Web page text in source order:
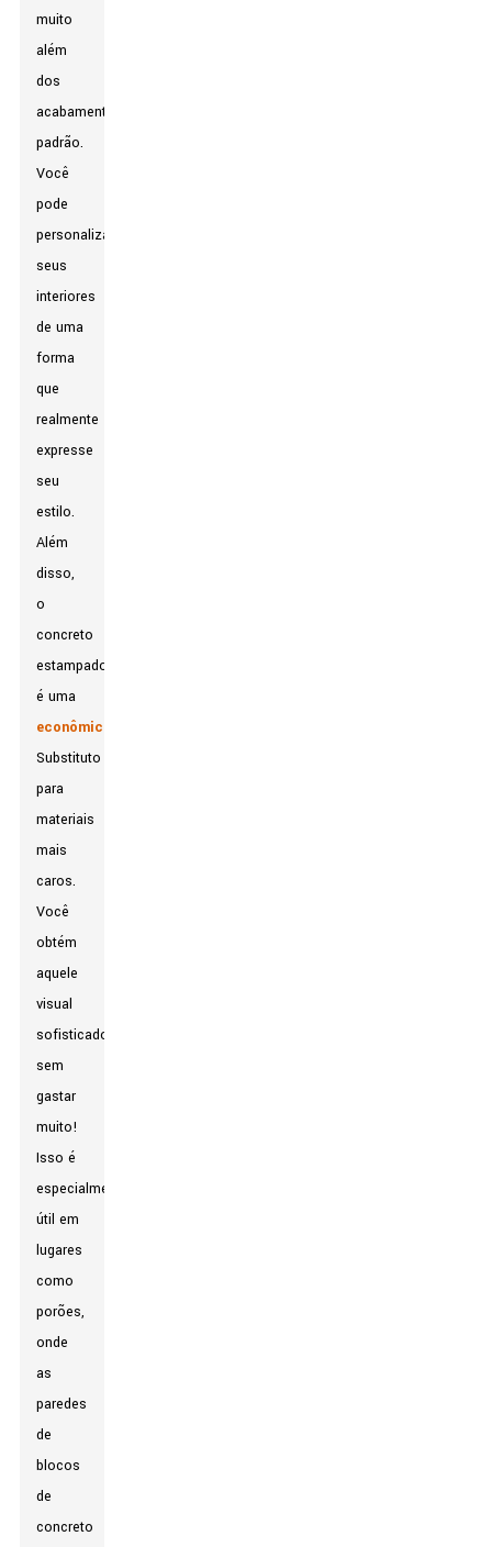
muito
além
dos
acabamentos
padrão.
Você
pode
personalizar
seus
interiores
de uma
forma
que
realmente
expresse
seu
estilo.
Além
disso,
o
concreto
estampado
é uma
econômico
Substituto
para
materiais
mais
caros.
Você
obtém
aquele
visual
sofisticado
sem
gastar
muito!
Isso é
especialmente
útil em
lugares
como
porões,
onde
as
paredes
de
blocos
de
concreto